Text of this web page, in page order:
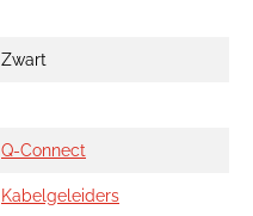
Zwart
Q-Connect
Kabelgeleiders